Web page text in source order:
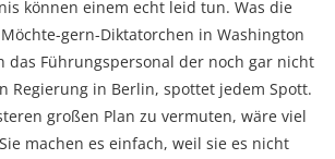
können einem echt leid tun. Was die
gern-Diktatorchen in Washington
das Führungspersonal der noch gar nicht
Regierung in Berlin, spottet jedem Spott.
großen Plan zu vermuten, wäre viel
machen es einfach, weil sie es nicht